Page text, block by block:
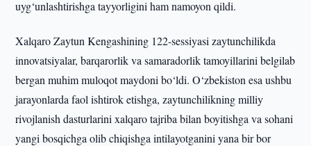
uyg‘unlashtirishga tayyorligini ham namoyon qildi.
Xalqaro Zaytun Kengashining 122-sessiyasi zaytunchilikda
innovatsiyalar, barqarorlik va samaradorlik tamoyillarini belgilab
bergan muhim muloqot maydoni bo‘ldi. O‘zbekiston esa ushbu
jarayonlarda faol ishtirok etishga, zaytunchilikning milliy
rivojlanish dasturlarini xalqaro tajriba bilan boyitishga va sohani
yangi bosqichga olib chiqishga intilayotganini yana bir bor